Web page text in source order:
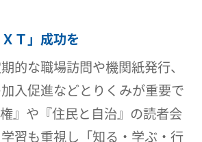
Ｔ」成功を
的な職場訪問や機関紙発行、
入促進などとりくみが重要で
』や『住民と自治』の読者会
習も重視し「知る・学ぶ・行